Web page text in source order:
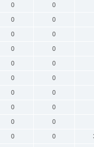
0 0
0 0
0 0
0 0
0 0
0 0
0 0
0 0
0 0
0 0